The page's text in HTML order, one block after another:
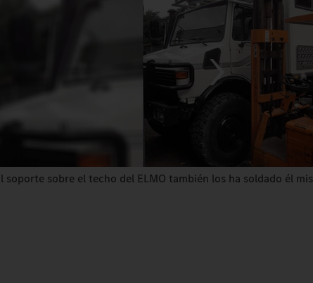
soporte sobre el techo del ELMO también los ha soldado él